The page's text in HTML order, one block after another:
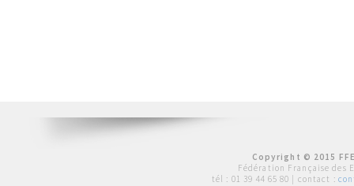
Copyright © 2015
Fédération Française des
tél : 01 39 44 65 80 | contact :